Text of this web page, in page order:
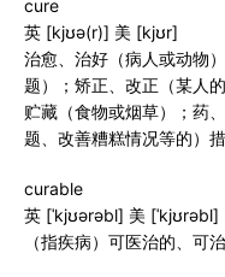
cure
英 [kjʊə(r)] 美 [kjʊr]
治愈、治好（病人或动物
题）；矫正、改正（某人
贮藏（食物或烟草）；药
题、改善糟糕情况等的）
curable
英 [ˈkjʊərəbl] 美 [ˈkjʊrəbl]
（指疾病）可医治的、可